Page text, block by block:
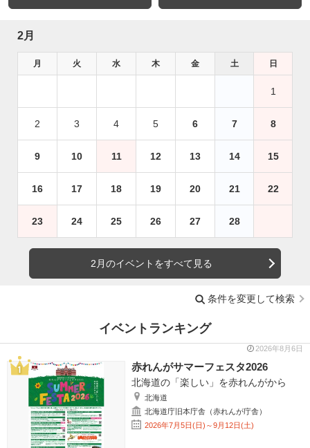
2月
月 火 水 木 金 土 日
1
2 3 4 5 6 7 8
9 10 11 12 13 14 15
16 17 18 19 20 21 22
23 24 25 26 27 28
2月のイベントをすべて見る
条件を変更して検索
イベントランキング
2026年8月6日
赤れんがサマーフェスタ2026
北海道の「楽しい」を赤れんがから
北海道
北海道庁旧本庁舎（赤れんが庁舎）
2026年7月5日(日)～9月12日(土)